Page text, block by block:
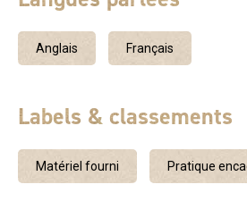
Anglais Français
Labels & classements
Matériel fourni Pratique